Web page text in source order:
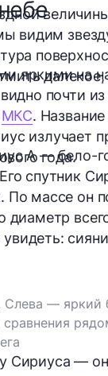
видим
яркими на
почти
МКС.
излучает
года.
A — бело-
Его спутник
массе он
диаметр
—
Сириуса —